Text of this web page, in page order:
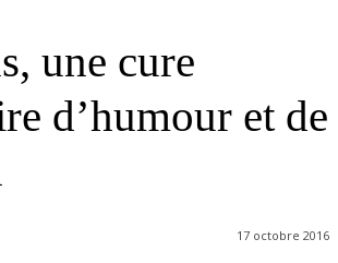
une cure
d’humour et de
17 octobre 2016